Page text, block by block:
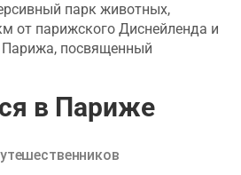
парк животных,
от парижского Диснейленда и
Парижа, посвященный
Посетители могут
естественной среде обитания.
природный заповедник, где
знаковых южноамериканских
ягуары, гигантские
в Париже